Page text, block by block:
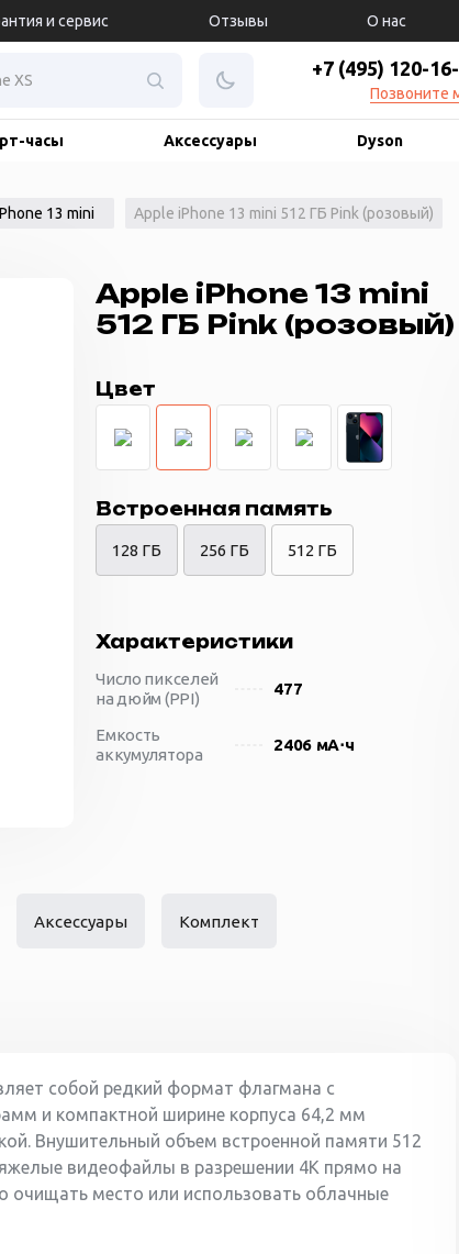
и сервис Отзывы О нас
+7 (495) 120-
Позвоните
часы Аксессуары Dyson
13 mini Apple iPhone 13 mini 512 ГБ Pink (розовый)
Apple iPhone 13 mini
512 ГБ Pink (розовый)
Цвет
Встроенная память
128 ГБ 256 ГБ 512 ГБ
Характеристики
Число пикселей
на дюйм (PPI)
477
Емкость
аккумулятора
2406 мА⋅ч
(ШxВxТ)
Аксессуары Комплект
собой редкий формат флагмана с
и компактной ширине корпуса 64,2 мм
Внушительный объем встроенной памяти 512
видеофайлы в разрешении 4K прямо на
очищать место или использовать облачные